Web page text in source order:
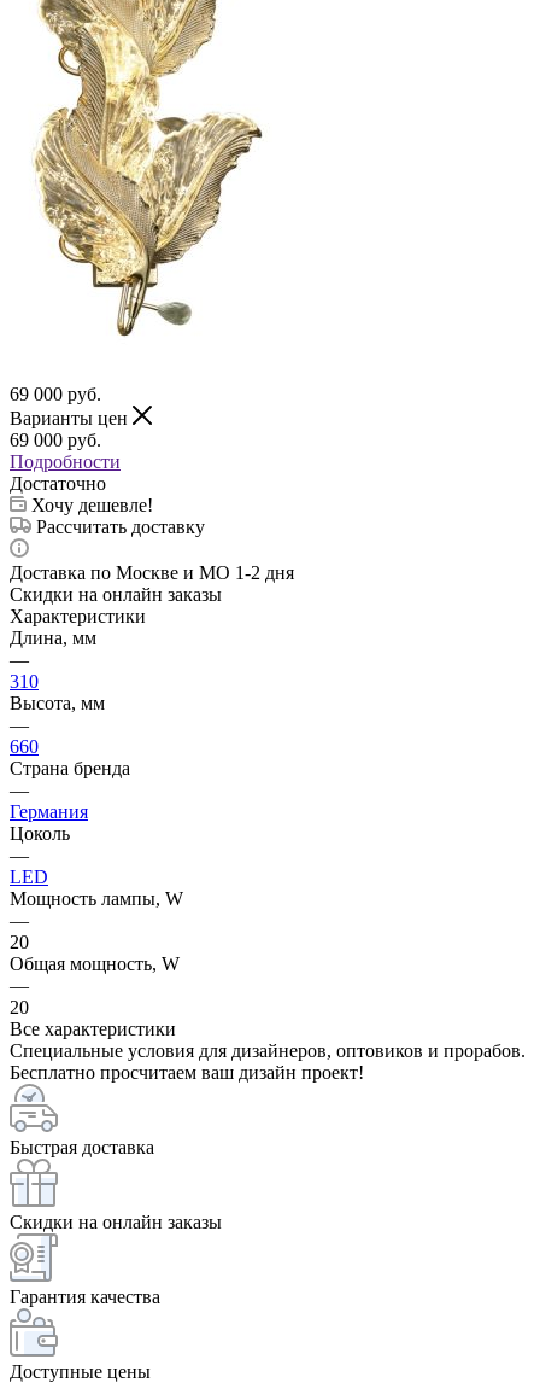
69 000 руб.
Варианты цен
69 000 руб.
Подробности
Достаточно
Хочу дешевле!
Рассчитать доставку
Доставка по Москве и МО 1-2 дня
Скидки на онлайн заказы
Характеристики
Длина, мм
—
310
Высота, мм
—
660
Страна бренда
—
Германия
Цоколь
—
LED
Мощность лампы, W
—
20
Общая мощность, W
—
20
Все характеристики
Специальные условия для дизайнеров, оптовиков и прорабов.
Бесплатно просчитаем ваш дизайн проект!
Быстрая доставка
Скидки на онлайн заказы
Гарантия качества
Доступные цены